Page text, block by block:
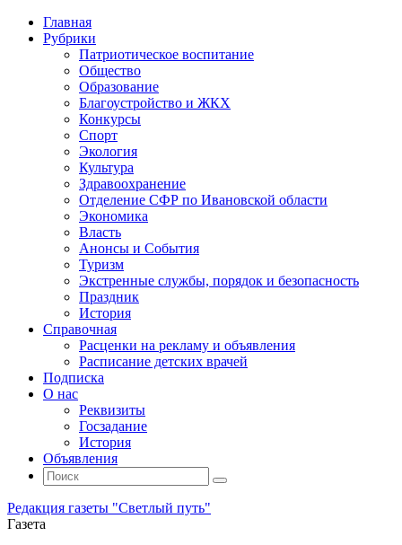
Главная
Рубрики
Патриотическое воспитание
Общество
Образование
Благоустройство и ЖКХ
Конкурсы
Спорт
Экология
Культура
Здравоохранение
Отделение СФР по Ивановской области
Экономика
Власть
Анонсы и События
Туризм
Экстренные службы, порядок и безопасность
Праздник
История
Справочная
Расценки на рекламу и объявления
Расписание детских врачей
Подписка
О нас
Реквизиты
Госзадание
История
Объявления
Поиск
Искать:
Поиск
Редакция газеты "Светлый путь"
Газета